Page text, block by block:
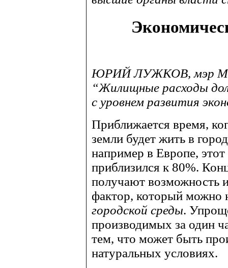
ЮРИЙ ЛУЖКОВ, мэр
“Жилищные расходы
с уровнем развития
Приближается время,
земли будет жить в
например в Европе, этот
приблизился к 80%.
получают возможность
фактор, который можно
городской среды.
производимых за один
тем, что может быть
натуральных условиях.